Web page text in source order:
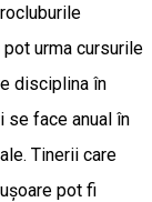
urma cursurile
disciplina în
se face anual în
Tinerii care
pot fi